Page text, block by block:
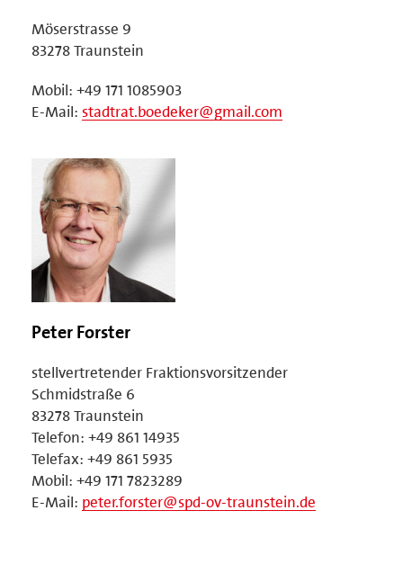
Möserstrasse 9
83278 Traunstein
Mobil: +49 171 1085903
E-Mail: stadtrat.boedeker@gmail.com
Peter Forster
stellvertretender Fraktionsvorsitzender
Schmidstraße 6
83278 Traunstein
Telefon: +49 861 14935
Telefax: +49 861 5935
Mobil: +49 171 7823289
E-Mail: peter.forster@spd-ov-traunstein.de